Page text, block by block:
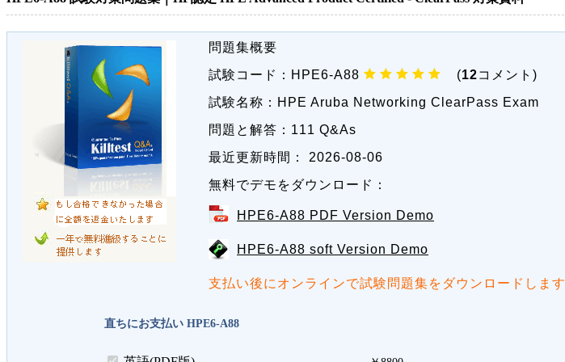
問題集概要
試験コード： HPE6-A88 (12コメント)
試験名称： HPE Aruba Networking ClearPass Exam
問題と解答： 111 Q&As
最近更新時間：
2026-08-06
無料でデモをダウンロード：
HPE6-A88 PDF Version Demo
HPE6-A88 soft Version Demo
支払い後にオンラインで試験問題集をダウンロードします
直ちにお支払い HPE6-A88